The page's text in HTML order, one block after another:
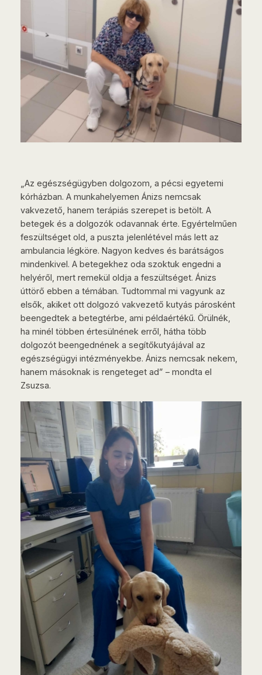
„Az egészségügyben dolgozom, a pécsi egyetemi
kórházban. A munkahelyemen Ánizs nemcsak
vakvezető, hanem terápiás szerepet is betölt. A
betegek és a dolgozók odavannak érte. Egyértelműen
feszültséget old, a puszta jelenlétével más lett az
ambulancia légköre. Nagyon kedves és barátságos
mindenkivel. A betegekhez oda szoktuk engedni a
helyéről, mert remekül oldja a feszültséget. Ánizs
úttörő ebben a témában. Tudtommal mi vagyunk az
elsők, akiket ott dolgozó vakvezető kutyás párosként
beengedtek a betegtérbe, ami példaértékű. Örülnék,
ha minél többen értesülnének erről, hátha több
dolgozót beengednének a segítőkutyájával az
egészségügyi intézményekbe. Ánizs nemcsak nekem,
hanem másoknak is rengeteget ad” – mondta el
Zsuzsa.